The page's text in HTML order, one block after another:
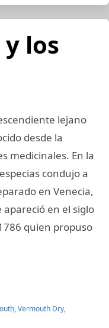
los
lejano
desde la
medicinales. En la
condujo a
en Venecia,
en el siglo
quien propuso
,Vermouth Dry,